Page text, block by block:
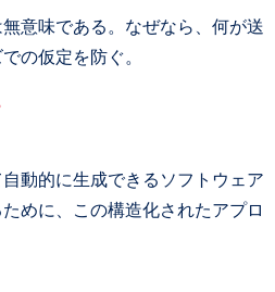
意味である。なぜなら、何が送
の仮定を防ぐ。
動的に生成できるソフトウェア
めに、この構造化されたアプロ